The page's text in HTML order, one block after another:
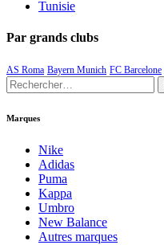
Tunisie
Par grands clubs
AS Roma Bayern Munich FC Barcelone
Rechercher :
Marques
Nike
Adidas
Puma
Kappa
Umbro
New Balance
Autres marques